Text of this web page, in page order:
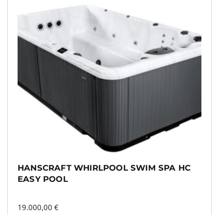
HANSCRAFT WHIRLPOOL SWIM SPA HC
EASY POOL
19.000,00 €